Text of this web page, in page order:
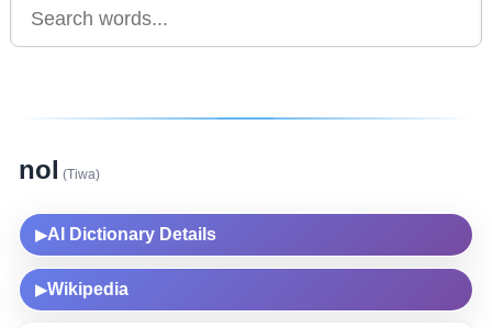
nol (Tiwa)
▶AI Dictionary Details
▶Wikipedia